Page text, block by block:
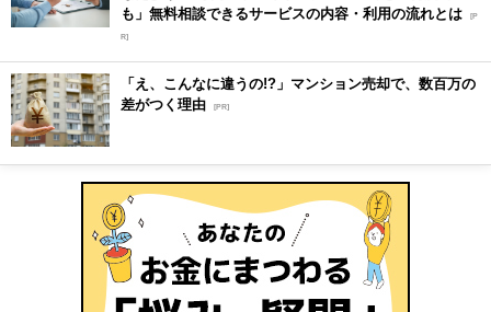
も」無料相談できるサービスの内容・利用の流れとは [P
R]
「え、こんなに違うの!?」マンション売却で、数百万の
差がつく理由 [PR]